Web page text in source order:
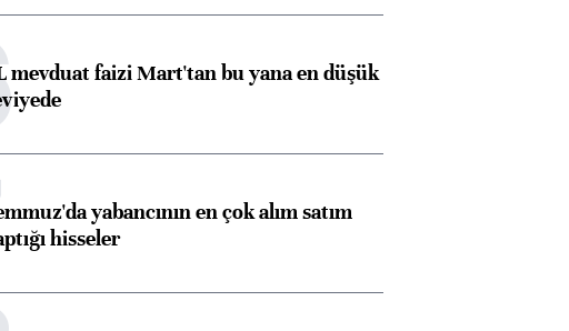
mevduat faizi Mart'tan bu yana en düşük
yabancının en çok alım satım
hisseler